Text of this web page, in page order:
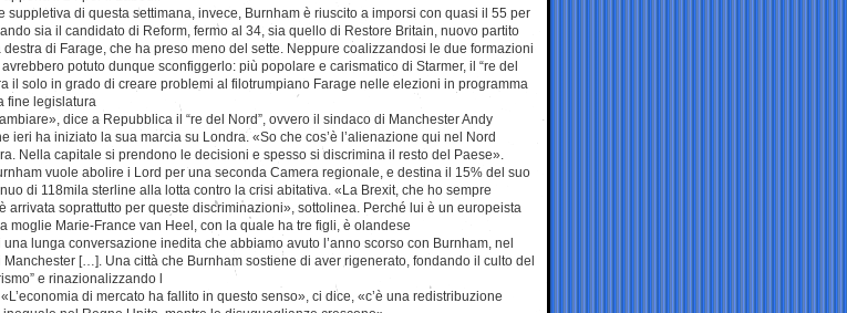
suppletiva di questa settimana, invece, Burnham è riuscito a imporsi con quasi il 55 per
sia il candidato di Reform, fermo al 34, sia quello di Restore Britain, nuovo partito
destra di Farage, che ha preso meno del sette. Neppure coalizzandosi le due formazioni
potuto dunque sconfiggerlo: più popolare e carismatico di Starmer, il “re del
il solo in grado di creare problemi al filotrumpiano Farage nelle elezioni in programma
fine legislatura
dice a Repubblica il “re del Nord”, ovvero il sindaco di Manchester Andy
ieri ha iniziato la sua marcia su Londra. «So che cos’è l’alienazione qui nel Nord
Nella capitale si prendono le decisioni e spesso si discrimina il resto del Paese».
vuole abolire i Lord per una seconda Camera regionale, e destina il 15% del suo
di 118mila sterline alla lotta contro la crisi abitativa. «La Brexit, che ho sempre
arrivata soprattutto per queste discriminazioni», sottolinea. Perché lui è un europeista
moglie Marie-France van Heel, con la quale ha tre figli, è olandese
una lunga conversazione inedita che abbiamo avuto l’anno scorso con Burnham, nel
Manchester […]. Una città che Burnham sostiene di aver rigenerato, fondando il culto del
e rinazionalizzando l
di mercato ha fallito in questo senso», ci dice, «c’è una redistribuzione